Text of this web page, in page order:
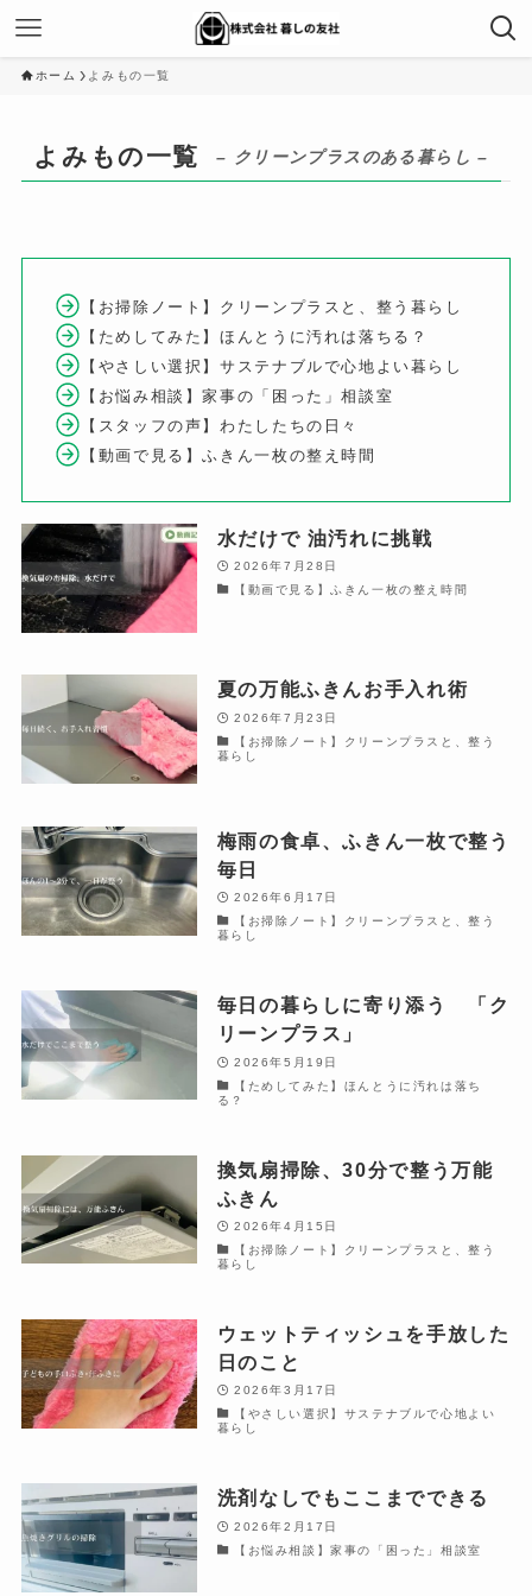
ホーム よみもの一覧
よみもの一覧 – クリーンプラスのある暮らし –
【お掃除ノート】クリーンプラスと、整う暮らし
【ためしてみた】ほんとうに汚れは落ちる？
【やさしい選択】サステナブルで心地よい暮らし
【お悩み相談】家事の「困った」相談室
【スタッフの声】わたしたちの日々
【動画で見る】ふきん一枚の整え時間
水だけで 油汚れに挑戦
2026年7月28日
【動画で見る】ふきん一枚の整え時間
夏の万能ふきんお手入れ術
2026年7月23日
【お掃除ノート】クリーンプラスと、整う
暮らし
梅雨の食卓、ふきん一枚で整う
毎日
2026年6月17日
【お掃除ノート】クリーンプラスと、整う
暮らし
毎日の暮らしに寄り添う 「ク
リーンプラス」
2026年5月19日
【ためしてみた】ほんとうに汚れは落ち
る？
換気扇掃除、30分で整う万能
ふきん
2026年4月15日
【お掃除ノート】クリーンプラスと、整う
暮らし
ウェットティッシュを手放した
日のこと
2026年3月17日
【やさしい選択】サステナブルで心地よい
暮らし
洗剤なしでもここまでできる
2026年2月17日
【お悩み相談】家事の「困った」相談室